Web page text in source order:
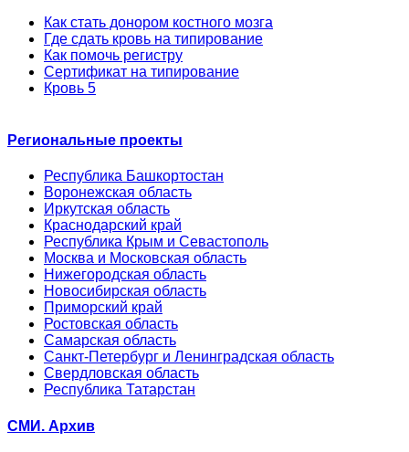
Как стать донором костного мозга
Где сдать кровь на типирование
Как помочь регистру
Сертификат на типирование
Кровь 5
Региональные проекты
Республика Башкортостан
Воронежская область
Иркутская область
Краснодарский край
Республика Крым и Севастополь
Москва и Московская область
Нижегородская область
Новосибирская область
Приморский край
Ростовская область
Самарская область
Санкт-Петербург и Ленинградская область
Свердловская область
Республика Татарстан
СМИ. Архив